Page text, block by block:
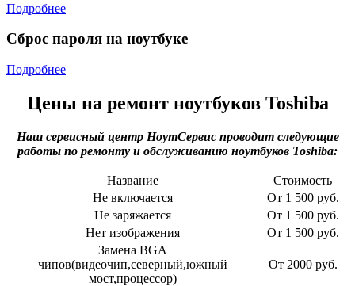
Подробнее
Сброс пароля на ноутбуке
Подробнее
Цены на ремонт ноутбуков Toshiba
Наш сервисный центр НоутСервис проводит следующие
работы по ремонту и обслуживанию ноутбуков Toshiba:
Название
Стоимость
Не включается
От 1 500 руб.
Не заряжается
От 1 500 руб.
Нет изображения
От 1 500 руб.
Замена BGA
чипов(видеочип,северный,южный
мост,процессор)
От 2000 руб.